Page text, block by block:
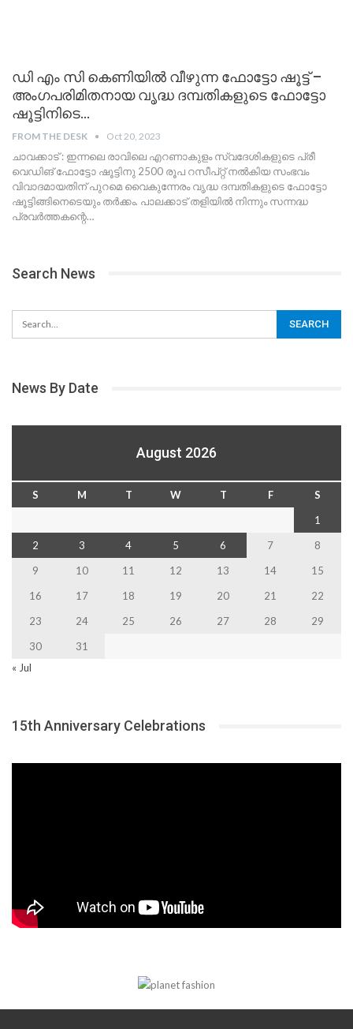
ഡി എം സി കെണിയിൽ വീഴുന്ന ഫോട്ടോ ഷൂട്ട് –
അംഗപരിമിതനായ വൃദ്ധ ദമ്പതികളുടെ ഫോട്ടോ
ഷൂട്ടിനിടെ…
FROM THE DESK Oct 20, 2023
ചാവക്കാട് : ഇന്നലെ രാവിലെ എറണാകുളം സ്വദേശികളുടെ പ്രീ
വെഡിങ് ഫോട്ടോ ഷൂട്ടിനു 2500 രൂപ റസീപ്റ്റ് നൽകിയ സംഭവം
വിവാദമായതിന് പുറമെ വൈകുന്നേരം വൃദ്ധ ദമ്പതികളുടെ ഫോട്ടോ
ഷൂട്ടിങ്ങിനെടെയും തർക്കം. പാലക്കാട് തളിയിൽ നിന്നും സന്നദ്ധ
പ്രവർത്തകന്റെ…
Search News
News By Date
August 2026
S M T W T F
S
1
2
3 4 5 6 7
8
9
10 11 12 13 14
15
16
17 18 19 20 21
22
23
24 25 26 27 28
29
30
31
« Jul
15th Anniversary Celebrations